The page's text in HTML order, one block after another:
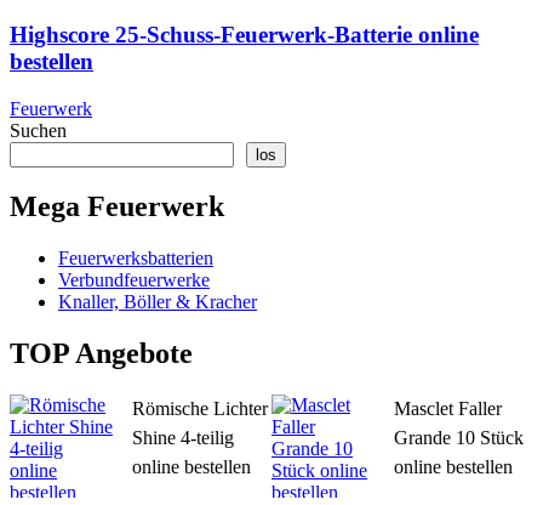
Highscore 25-Schuss-Feuerwerk-Batterie online
bestellen
Feuerwerk
Suchen
los
Mega Feuerwerk
Feuerwerksbatterien
Verbundfeuerwerke
Knaller, Böller & Kracher
TOP Angebote
Römische Lichter
Shine 4-teilig
online bestellen
Masclet Faller
Grande 10 Stück
online bestellen